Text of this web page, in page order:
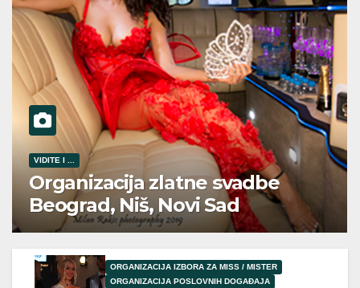
VIDITE I ...
Organizacija zlatne svadbe
Beograd, Niš, Novi Sad
ORGANIZACIJA IZBORA ZA MISS / MISTER
ORGANIZACIJA POSLOVNIH DOGAĐAJA